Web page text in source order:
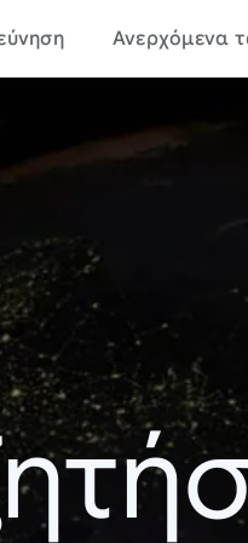
Ανερχόμενα